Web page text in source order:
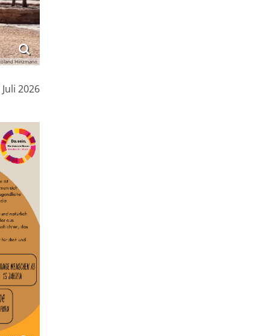
Hinzmann
2026